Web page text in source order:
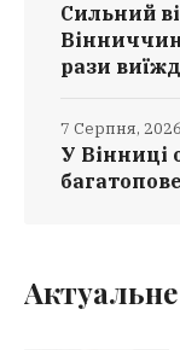
Сильний
рази
У Вінниці
7 Серпня, 2026
Актуальне